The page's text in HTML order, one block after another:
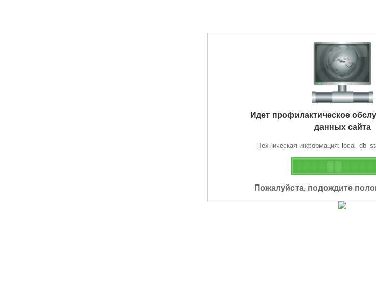
Идет профилактическое
данных сайта
[Техническая информация:
Пожалуйста, подождите